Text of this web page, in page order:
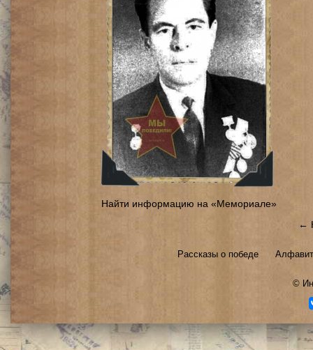
Найти информацию на «Мемориале»
←
Рассказы о победе
©